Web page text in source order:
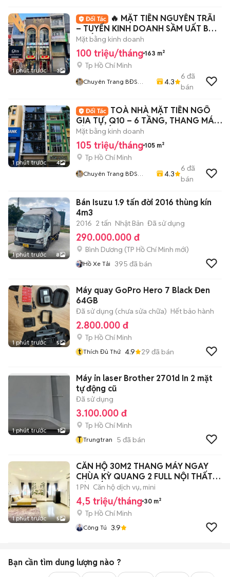
1 phút trước 3
🔥 MẶT TIỀN NGUYỄN TRÃI
– TUYẾN KINH DOANH SẦM UẤT BẬC
NHẤT QUẬN 5 🔥
Mặt bằng kinh doanh
100 triệu/tháng 163 m²
Tp Hồ Chí Minh
Chuyên Trang BĐS
4.3
6 đã
bán
1 phút trước 4
TOÀ NHÀ MẶT TIỀN NGÔ
GIA TỰ, Q10 – 6 TẦNG, THANG MÁY,
SÀN SUỐT
Mặt bằng kinh doanh
105 triệu/tháng 105 m²
Tp Hồ Chí Minh
Chuyên Trang BĐS
4.3
6 đã
bán
1 phút trước 8
Bán Isuzu 1.9 tấn đời 2016 thùng kín
4m3
2016 2 tấn Nhật Bản Đã sử dụng
290.000.000 đ
Bình Dương (TP Hồ Chí Minh mới)
Hồ Xe Tải 395 đã bán
1 phút trước 5
Máy quay GoPro Hero 7 Black Đen
64GB
Đã sử dụng (chưa sửa chữa) Hết bảo hành
2.800.000 đ
Tp Hồ Chí Minh
t Thích Đủ Thứ 4.9 29 đã bán
1 phút trước 1
Máy in laser Brother 2701d In 2 mặt
tự động cũ
Đã sử dụng
3.100.000 đ
Tp Hồ Chí Minh
T Trungtran 5 đã bán
1 phút trước 5
CĂN HỘ 30M2 THANG MÁY NGAY
CHÙA KỲ QUANG 2 FULL NỘI THẤT
GÒ VẤP
1 PN Căn hộ dịch vụ, mini
4,5 triệu/tháng 30 m²
Tp Hồ Chí Minh
Công Tú 3.9
Bạn cần tìm dung lượng nào ?